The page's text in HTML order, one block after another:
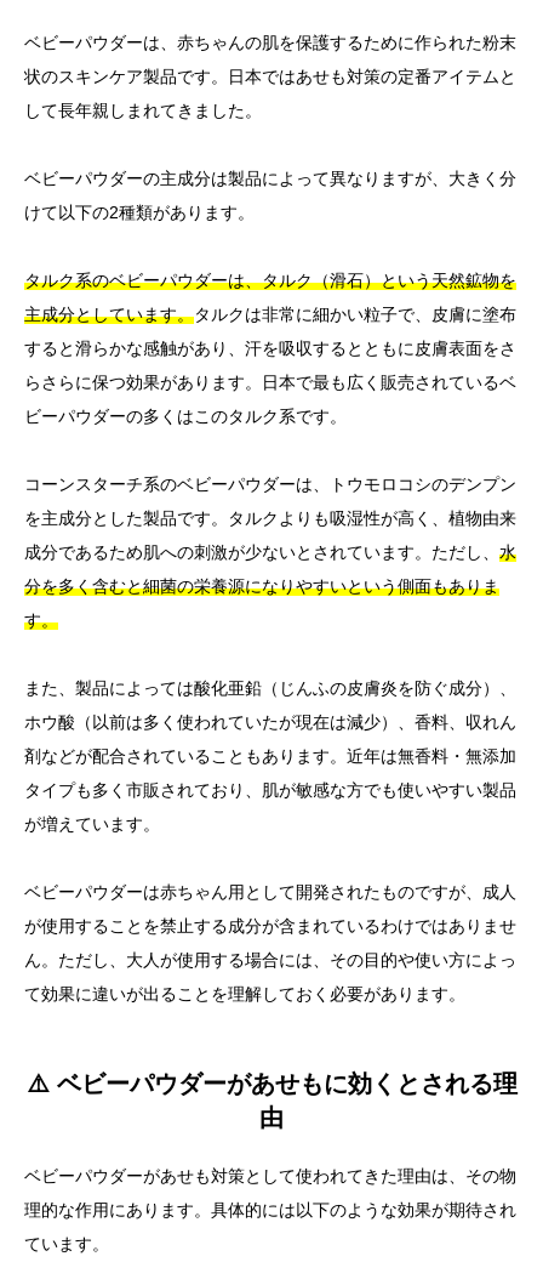
ベビーパウダーは、赤ちゃんの肌を保護するために作られた粉末
状のスキンケア製品です。日本ではあせも対策の定番アイテムと
して長年親しまれてきました。
ベビーパウダーの主成分は製品によって異なりますが、大きく分
けて以下の2種類があります。
タルク系のベビーパウダーは、タルク（滑石）という天然鉱物を
主成分としています。タルクは非常に細かい粒子で、皮膚に塗布
すると滑らかな感触があり、汗を吸収するとともに皮膚表面をさ
らさらに保つ効果があります。日本で最も広く販売されているベ
ビーパウダーの多くはこのタルク系です。
コーンスターチ系のベビーパウダーは、トウモロコシのデンプン
を主成分とした製品です。タルクよりも吸湿性が高く、植物由来
成分であるため肌への刺激が少ないとされています。ただし、 水
分を多く含むと細菌の栄養源になりやすいという側面もありま
す。
また、製品によっては酸化亜鉛（じんふの皮膚炎を防ぐ成分）、
ホウ酸（以前は多く使われていたが現在は減少）、香料、収れん
剤などが配合されていることもあります。近年は無香料・無添加
タイプも多く市販されており、肌が敏感な方でも使いやすい製品
が増えています。
ベビーパウダーは赤ちゃん用として開発されたものですが、成人
が使用することを禁止する成分が含まれているわけではありませ
ん。ただし、大人が使用する場合には、その目的や使い方によっ
て効果に違いが出ることを理解しておく必要があります。
⚠️ ベビーパウダーがあせもに効くとされる理
由
ベビーパウダーがあせも対策として使われてきた理由は、その物
理的な作用にあります。具体的には以下のような効果が期待され
ています。